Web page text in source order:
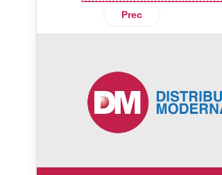
Articolo precedente:
Prec